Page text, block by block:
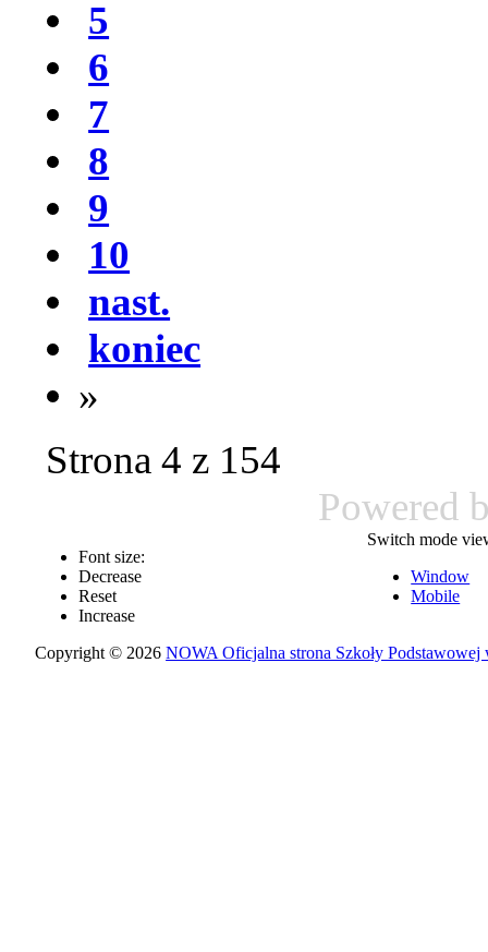
5
6
7
8
9
10
nast.
koniec
»
Strona 4 z 154
Powered
Font size:
Decrease
Reset
Increase
Switch mode
Window
Mobile
Copyright © 2026NOWA Oficjalna strona Szkoły